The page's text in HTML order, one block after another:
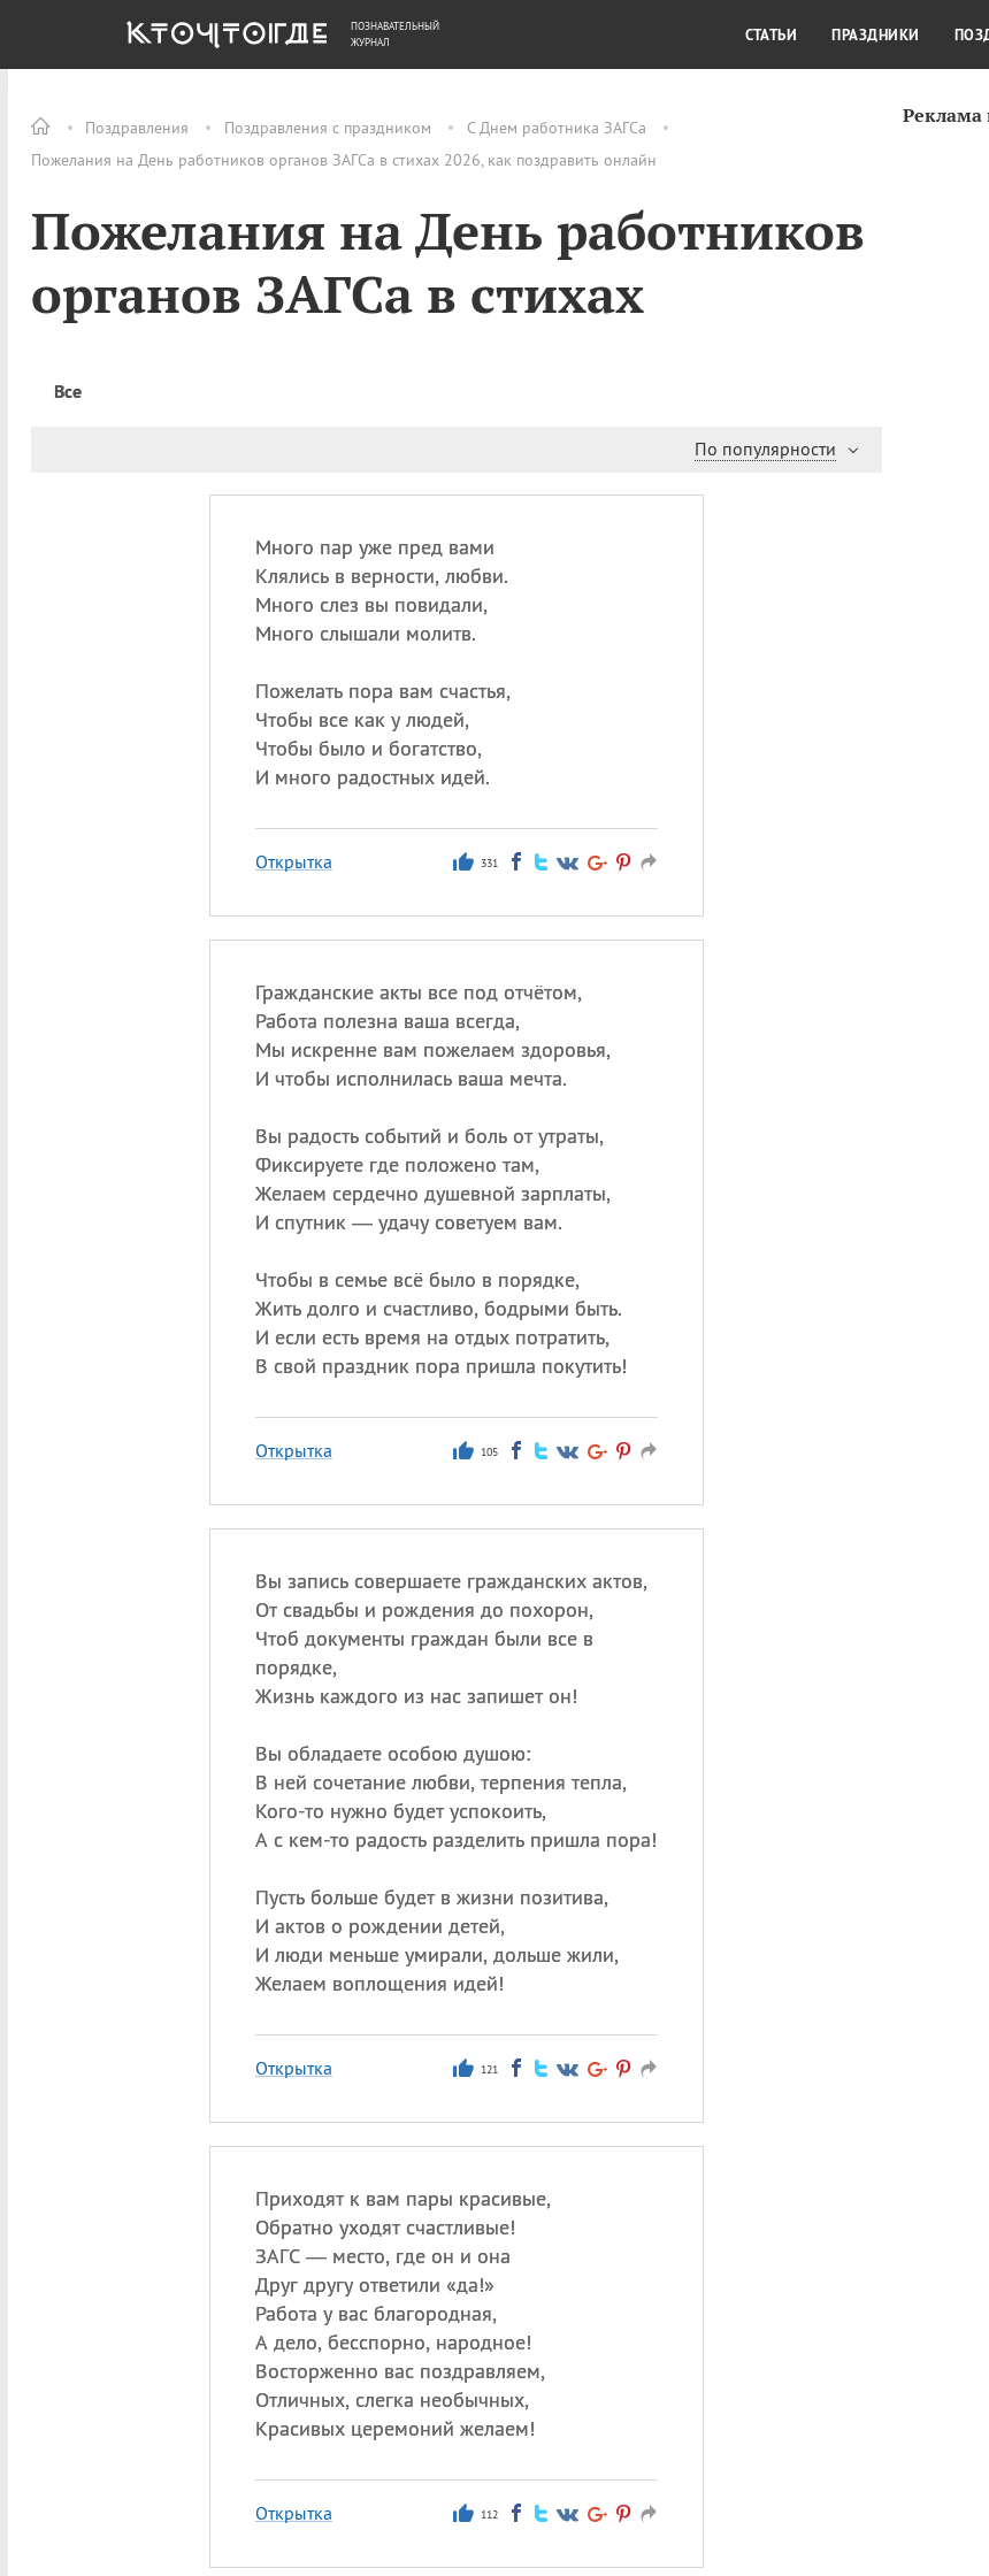
Поздравления Поздравления с праздником
С Днем работника ЗАГСа
Пожелания на День работников органов ЗАГСа в стихах 2026, как поздравить онлайн
Пожелания на День работников
органов ЗАГСа в стихах
Все
По популярности
Много пар уже пред вами
Клялись в верности, любви.
Много слез вы повидали,
Много слышали молитв.
Пожелать пора вам счастья,
Чтобы все как у людей,
Чтобы было и богатство,
И много радостных идей.
Открытка 331
Гражданские акты все под отчётом,
Работа полезна ваша всегда,
Мы искренне вам пожелаем здоровья,
И чтобы исполнилась ваша мечта.
Вы радость событий и боль от утраты,
Фиксируете где положено там,
Желаем сердечно душевной зарплаты,
И спутник — удачу советуем вам.
Чтобы в семье всё было в порядке,
Жить долго и счастливо, бодрыми быть.
И если есть время на отдых потратить,
В свой праздник пора пришла покутить!
Открытка 105
Вы запись совершаете гражданских актов,
От свадьбы и рождения до похорон,
Чтоб документы граждан были все в
порядке,
Жизнь каждого из нас запишет он!
Вы обладаете особою душою:
В ней сочетание любви, терпения тепла,
Кого-то нужно будет успокоить,
А с кем-то радость разделить пришла пора!
Пусть больше будет в жизни позитива,
И актов о рождении детей,
И люди меньше умирали, дольше жили,
Желаем воплощения идей!
Открытка 121
Приходят к вам пары красивые,
Обратно уходят счастливые!
ЗАГС — место, где он и она
Друг другу ответили «да!»
Работа у вас благородная,
А дело, бесспорно, народное!
Восторженно вас поздравляем,
Отличных, слегка необычных,
Красивых церемоний желаем!
Открытка 112
Реклама
ОБЩЕСТВО ДЕНЬГИ КУЛЬТУРА
ПОЗНАВАТЕЛЬНЫЙ
ЖУРНАЛ
СТАТЬИ ПРАЗДНИКИ